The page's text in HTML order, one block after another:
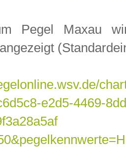
Pegel Maxau
e2d5-4469-